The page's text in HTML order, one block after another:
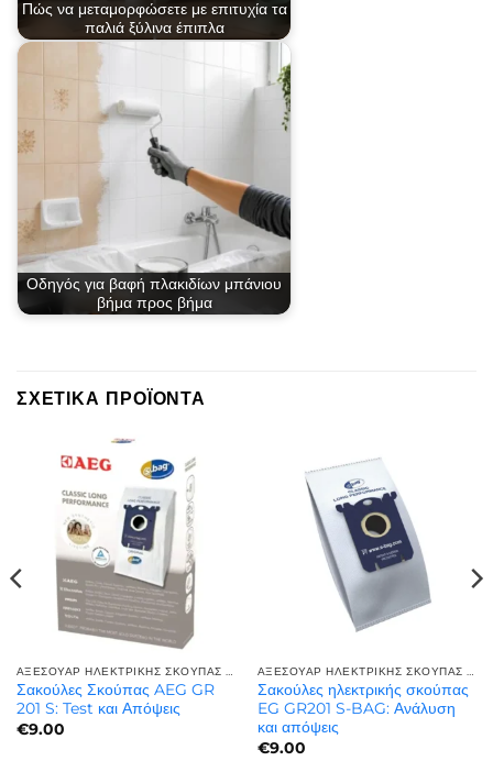
Πώς να μεταμορφώσετε με επιτυχία τα
παλιά ξύλινα έπιπλα
Οδηγός για βαφή πλακιδίων μπάνιου
βήμα προς βήμα
ΣΧΕΤΙΚΆ ΠΡΟΪΌΝΤΑ
Σακούλες Σκούπας AEG GR
201 S: Test και Απόψεις
€9.00
Σακούλες ηλεκτρικής σκούπας
EG GR201 S-BAG: Ανάλυση
και απόψεις
€9.00